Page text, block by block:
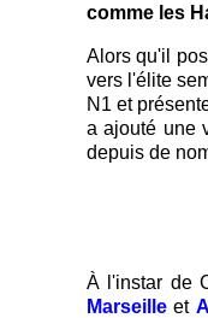
comme les
Alors qu'il
vers l'élite
N1 et
a ajouté une
depuis de
À l'instar de
Marseille et